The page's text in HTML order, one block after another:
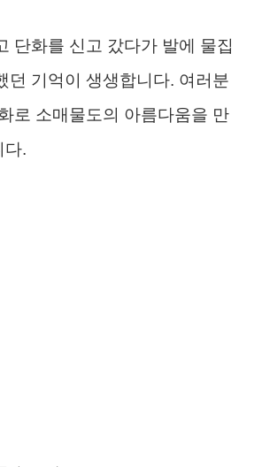
단화를 신고 갔다가 발에 물집
던 기억이 생생합니다. 여러분
로 소매물도의 아름다움을 만
다.